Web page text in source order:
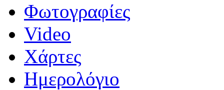
Φωτογραφίες
Video
Χάρτες
Ημερολόγιο